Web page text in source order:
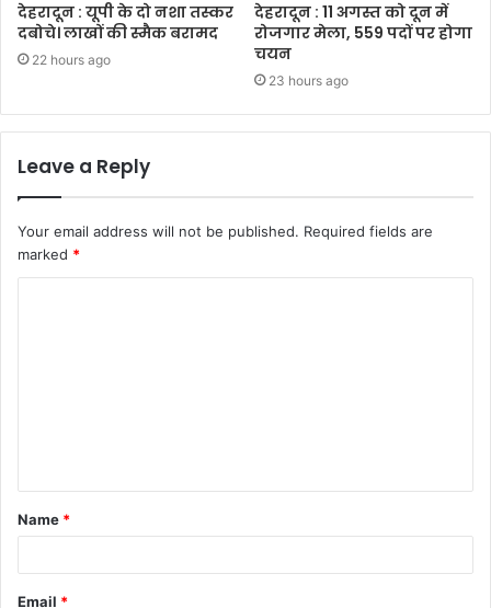
देहरादून : यूपी के दो नशा तस्कर
दबोचे। लाखों की स्मैक बरामद
22 hours ago
देहरादून : 11 अगस्त को दून में
रोजगार मेला, 559 पदों पर होगा
चयन
23 hours ago
Leave a Reply
Your email address will not be published. Required fields are
marked *
t
*
Name *
Email *